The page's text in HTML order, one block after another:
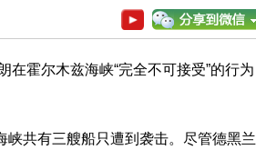
霍尔木兹海峡“完全不可接受”的行为
共有三艘船只遭到袭击。尽管德黑兰